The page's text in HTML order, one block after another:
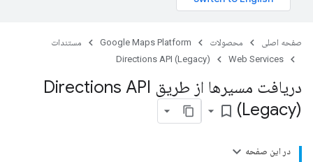
صفحه اصلی محصولات Google Maps Platform
مستندات
Web Services
Directions API (Legacy)
دریافت مسیرها از طریق Directions API
(Legacy)
bookmark_border
در این صفحه